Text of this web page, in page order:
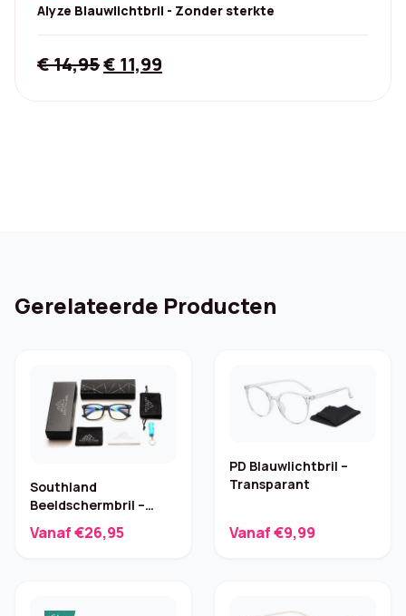
Alyze Blauwlichtbril - Zonder sterkte
€14,95Original
€ 11,99
Gerelateerde Producten
Southland
Beeldschermbril –
Blauwlichtfilter
Vanaf €26,95
PD Blauwlichtbril –
Transparant
Vanaf €9,99